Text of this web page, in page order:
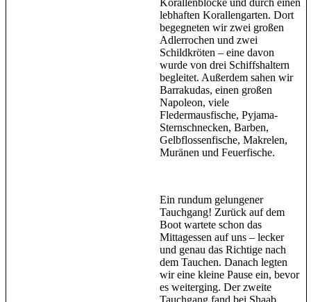
lebhaften Korallengarten. Dort
begegneten wir zwei großen
Adlerrochen und zwei
Schildkröten – eine davon
wurde von drei Schiffshaltern
begleitet. Außerdem sahen wir
Barrakudas, einen großen
Napoleon, viele
Fledermausfische, Pyjama-
Sternschnecken, Barben,
Gelbflossenfische, Makrelen,
Muränen und Feuerfische.
Ein rundum gelungener
Tauchgang! Zurück auf dem
Boot wartete schon das
Mittagessen auf uns – lecker
und genau das Richtige nach
dem Tauchen. Danach legten
wir eine kleine Pause ein, bevor
es weiterging. Der zweite
Tauchgang fand bei Shaab